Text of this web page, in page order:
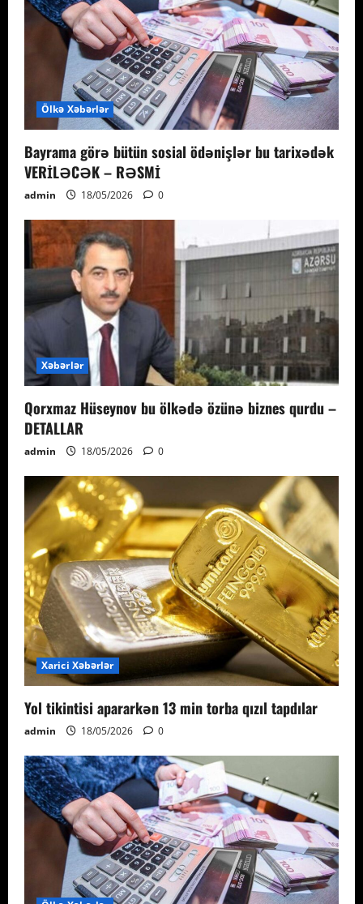
Ölkə Xəbərlər
Bayrama görə bütün sosial ödənişlər bu tarixədək
VERİLƏCƏK – RƏSMİ
admin 18/05/2026 0
Xəbərlər
Qorxmaz Hüseynov bu ölkədə özünə biznes qurdu –
DETALLAR
admin 18/05/2026 0
Xarici Xəbərlər
Yol tikintisi apararkən 13 min torba qızıl tapdılar
admin 18/05/2026 0